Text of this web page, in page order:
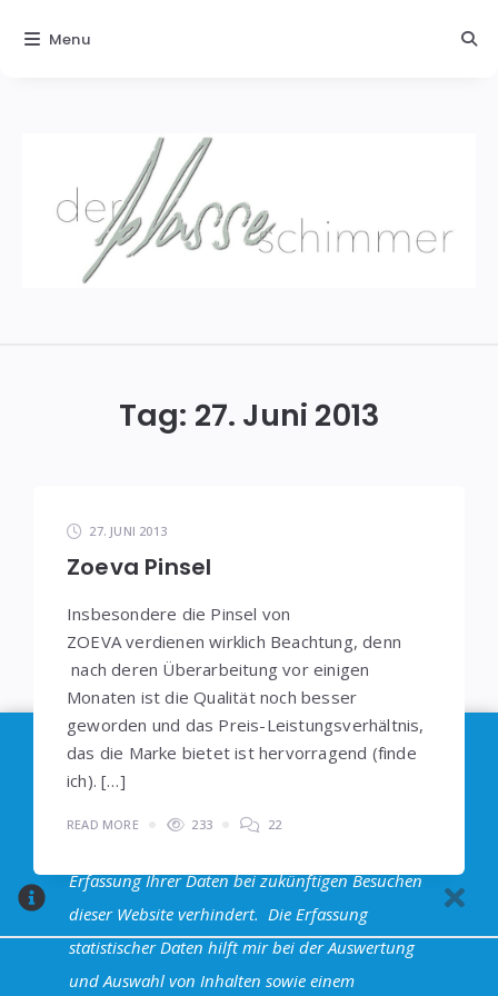
Tag: 27. Juni 2013
27. JUNI 2013
Zoeva Pinsel
Insbesondere die Pinsel von
ZOEVA verdienen wirklich Beachtung, denn
nach deren Überarbeitung vor einigen
Monaten ist die Qualität noch besser
geworden und das Preis-Leistungsverhältnis,
das die Marke bietet ist hervorragend (finde
ich). […]
READ MORE 233 22
Menu
Im Sinne derDSGVO: Die Erfassung Deiner Daten
durchGoogle Analytics
Klicken auf den folgenden Link unterbinden. Es
Erfassung Ihrer Daten bei zukünftigen Besuchen
dieser Website verhindert. Die Erfassung
statistischer Daten hilft mir bei der Auswertung
und Auswahl von Inhalten sowie einem